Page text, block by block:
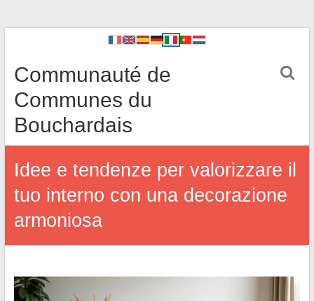
Communauté de
Communes du
Bouchardais
Idee e tendenze per valorizzare il
tuo interno con una decorazione
armoniosa